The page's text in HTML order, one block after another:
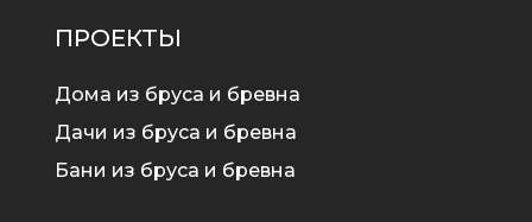
ПРОЕКТЫ
Дома из бруса и бревна
Дачи из бруса и бревна
Бани из бруса и бревна